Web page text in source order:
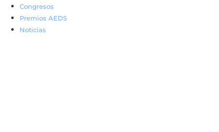
Congresos
Premios AEDS
Noticias